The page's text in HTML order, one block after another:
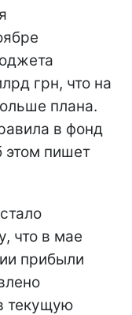
грн, что на
плана.
в фонд
этом пишет
что в мае
прибыли
текущую